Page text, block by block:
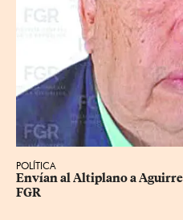
POLÍTICA
Envían al Altiplano a
FGR